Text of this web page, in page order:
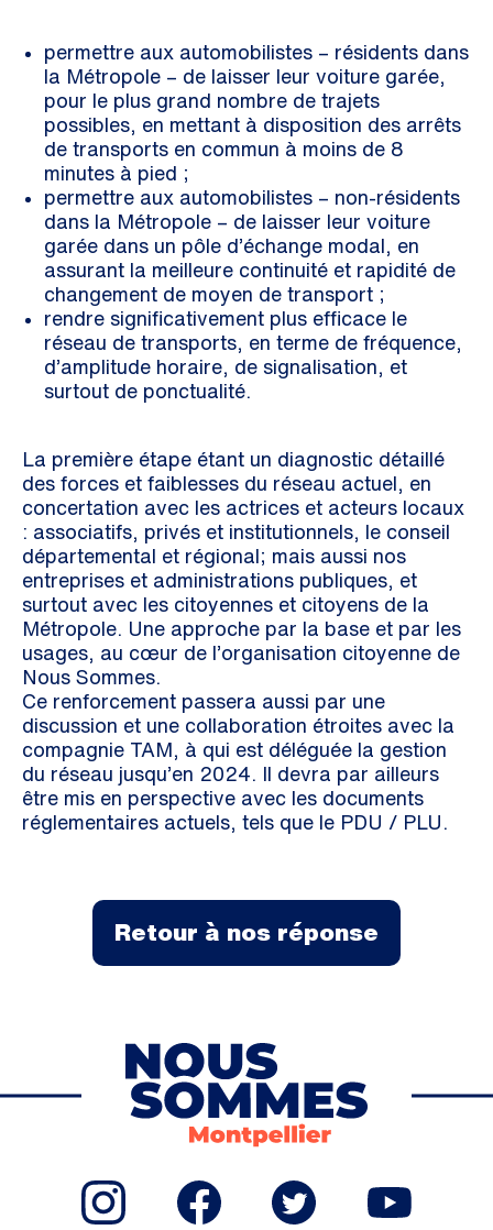
permettre aux automobilistes – résidents dans
la Métropole – de laisser leur voiture garée,
pour le plus grand nombre de trajets
possibles, en mettant à disposition des arrêts
de transports en commun à moins de 8
minutes à pied ;
permettre aux automobilistes – non-résidents
dans la Métropole – de laisser leur voiture
garée dans un pôle d’échange modal, en
assurant la meilleure continuité et rapidité de
changement de moyen de transport ;
rendre significativement plus efficace le
réseau de transports, en terme de fréquence,
d’amplitude horaire, de signalisation, et
surtout de ponctualité.
La première étape étant un diagnostic détaillé
des forces et faiblesses du réseau actuel, en
concertation avec les actrices et acteurs locaux
: associatifs, privés et institutionnels, le conseil
départemental et régional; mais aussi nos
entreprises et administrations publiques, et
surtout avec les citoyennes et citoyens de la
Métropole. Une approche par la base et par les
usages, au cœur de l’organisation citoyenne de
Nous Sommes.
Ce renforcement passera aussi par une
discussion et une collaboration étroites avec la
compagnie TAM, à qui est déléguée la gestion
du réseau jusqu’en 2024. Il devra par ailleurs
être mis en perspective avec les documents
réglementaires actuels, tels que le PDU / PLU.
Retour à nos réponse